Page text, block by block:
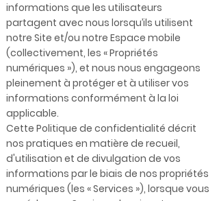
informations que les utilisateurs
partagent avec nous lorsqu’ils utilisent
notre Site et/ou notre Espace mobile
(collectivement, les « Propriétés
numériques »), et nous nous engageons
pleinement à protéger et à utiliser vos
informations conformément à la loi
applicable.
Cette Politique de confidentialité décrit
nos pratiques en matière de recueil,
d'utilisation et de divulgation de vos
informations par le biais de nos propriétés
numériques (les « Services »), lorsque vous